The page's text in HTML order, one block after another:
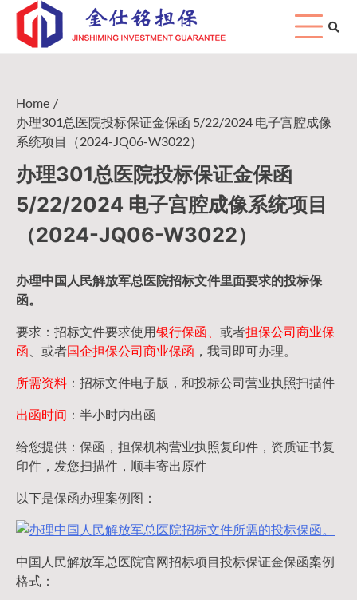
Skip
content
Home
办理301总医院投标保证金保函 5/22/2024 电子宫腔成像
系统项目（2024-JQ06-W3022）
办理301总医院投标保证金保函
5/22/2024 电子宫腔成像系统项目
（2024-JQ06-W3022）
办理中国人民解放军总医院招标文件里面要求的投标保
函。
要求：招标文件要求使用银行保函、 或者担保公司商业保
函 、或者国企担保公司商业保函 ，我司即可办理。
所需资料 ：招标文件电子版，和投标公司营业执照扫描件
出函时间 ：半小时内出函
给您提供：保函，担保机构营业执照复印件，资质证书复
印件，发您扫描件，顺丰寄出原件
以下是保函办理案例图：
中国人民解放军总医院官网招标项目投标保证金保函案例
格式：